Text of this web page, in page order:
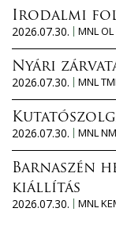
Irodalmi
2026.07.30.
MNL OL
Nyári
2026.07.30.
MNL
2026.07.30.
MNL
Barnaszén
kiállítás
2026.07.30.
MNL